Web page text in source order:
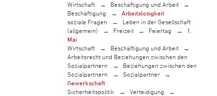
Wirtschaft
Beschäftigung und Arbeit
Beschäftigung
Arbeitslosigkeit
soziale Fragen
Leben in der Gesellschaft
(allgemein)
Freizeit Feiertag
1.
Mai
Wirtschaft
Beschäftigung und Arbeit
Arbeitsrecht und Beziehungen zwischen den
Sozialpartnern
Beziehungen zwischen den
Sozialpartnern
Sozialpartner
Gewerkschaft
Sicherheitspolitik
Verteidigung